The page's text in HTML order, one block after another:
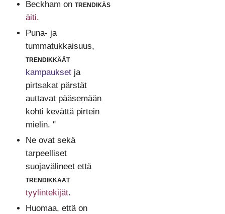
Beckham on trendikäs
äiti.
Puna- ja
tummatukkaisuus,
trendikkäät
kampauksetja
pirtsakat pärstät
auttavat pääsemään
kohti kevättä pirtein
mielin. "
Ne ovat sekä
tarpeelliset
suojavälineet että
trendikkäät
tyylintekijät.
Huomaa, että on